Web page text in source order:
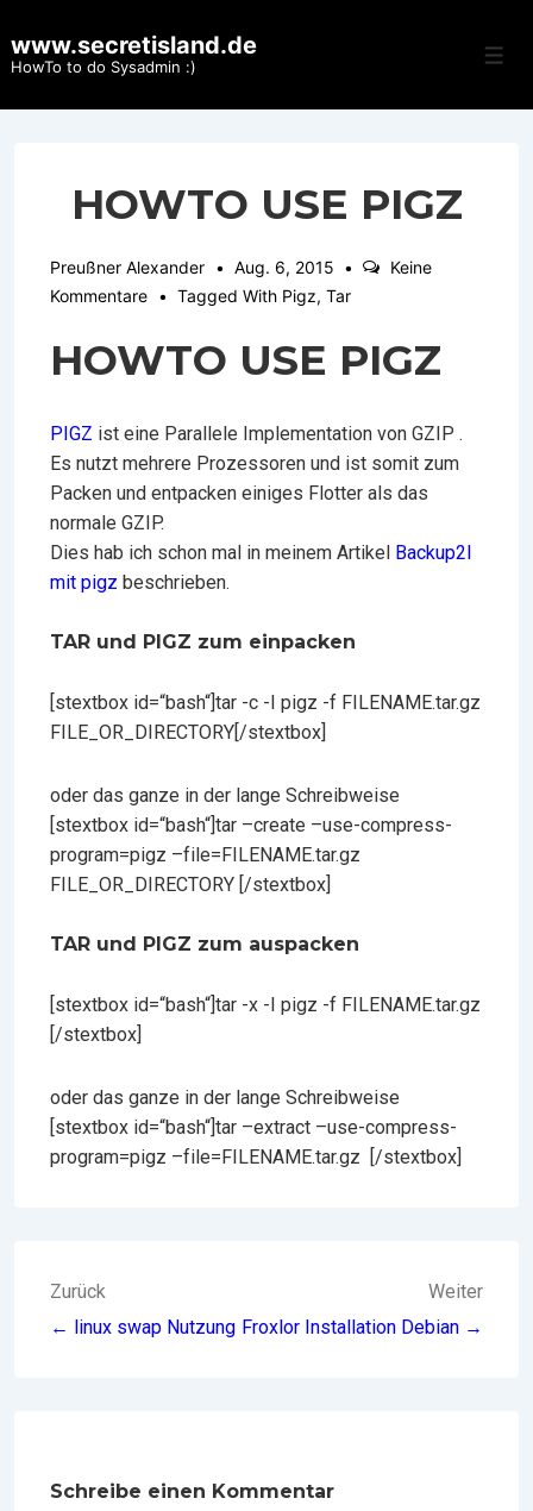
Zum
Inhalt
www.secretisland.de
HowTo to do Sysadmin :)
HOWTO USE PIGZ
Preußner Alexander Aug. 6, 2015
Keine
Kommentare
Tagged With Pigz, Tar
HOWTO USE PIGZ
PIGZ ist eine Parallele Implementation von GZIP .
Es nutzt mehrere Prozessoren und ist somit zum
Packen und entpacken einiges Flotter als das
normale GZIP.
Dies hab ich schon mal in meinem Artikel Backup2l
mit pigz beschrieben.
TAR und PIGZ zum einpacken
[stextbox id=“bash“]tar -c -I pigz -f FILENAME.tar.gz
FILE_OR_DIRECTORY[/stextbox]
oder das ganze in der lange Schreibweise
[stextbox id=“bash“]tar –create –use-compress-
program=pigz –file=FILENAME.tar.gz
FILE_OR_DIRECTORY [/stextbox]
TAR und PIGZ zum auspacken
[stextbox id=“bash“]tar -x -I pigz -f FILENAME.tar.gz
[/stextbox]
oder das ganze in der lange Schreibweise
[stextbox id=“bash“]tar –extract –use-compress-
program=pigz –file=FILENAME.tar.gz [/stextbox]
BEITRAGSNAVIGATION
Zurück
← linux swap Nutzung
Weiter
Froxlor Installation Debian →
Schreibe einen Kommentar